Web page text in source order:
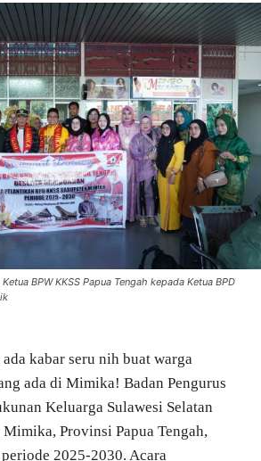
BPW KKSS Papua Tengah kepada Ketua BPD
kabar seru nih buat warga
ada di Mimika! Badan Pengurus
Keluarga Sulawesi Selatan
Provinsi Papua Tengah,
2025-2030. Acara